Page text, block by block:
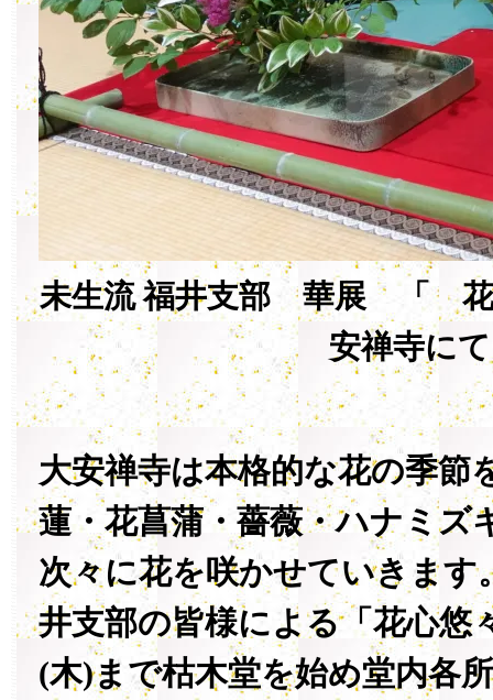
未生流 福井支部 華展 「
安禅寺にて
大安禅寺は本格的な花の季節
蓮・花菖蒲・薔薇・ハナミズ
次々に花を咲かせていきます
井支部の皆様による「花心悠
(木)まで枯木堂を始め堂内各